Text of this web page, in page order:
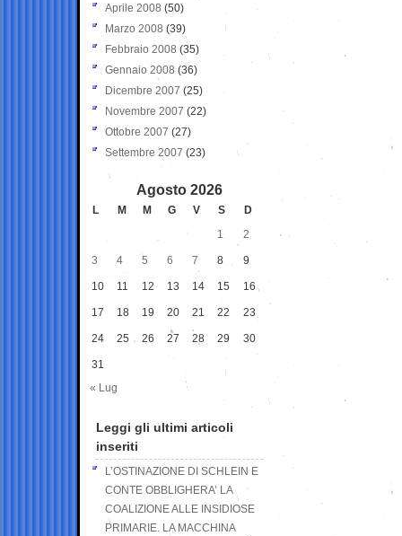
Aprile 2008 (50)
Marzo 2008 (39)
Febbraio 2008 (35)
Gennaio 2008 (36)
Dicembre 2007 (25)
Novembre 2007 (22)
Ottobre 2007 (27)
Settembre 2007 (23)
Agosto 2026
L M M G V S
D
1
2
3 4 5 6 7 8 9
10 11 12 13 14 15 16
17 18 19 20 21 22 23
24 25 26 27 28 29 30
31
« Lug
Leggi gli ultimi articoli
inseriti
L’OSTINAZIONE DI SCHLEIN E
CONTE OBBLIGHERA’ LA
COALIZIONE ALLE INSIDIOSE
PRIMARIE. LA MACCHINA